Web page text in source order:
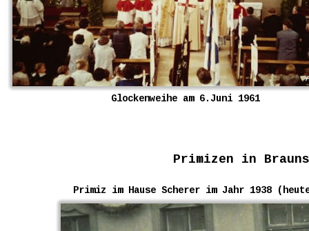
Glockenweihe am 6.Juni 1961
Primiz im Hause Scherer im Jahr 1938
Primizen in